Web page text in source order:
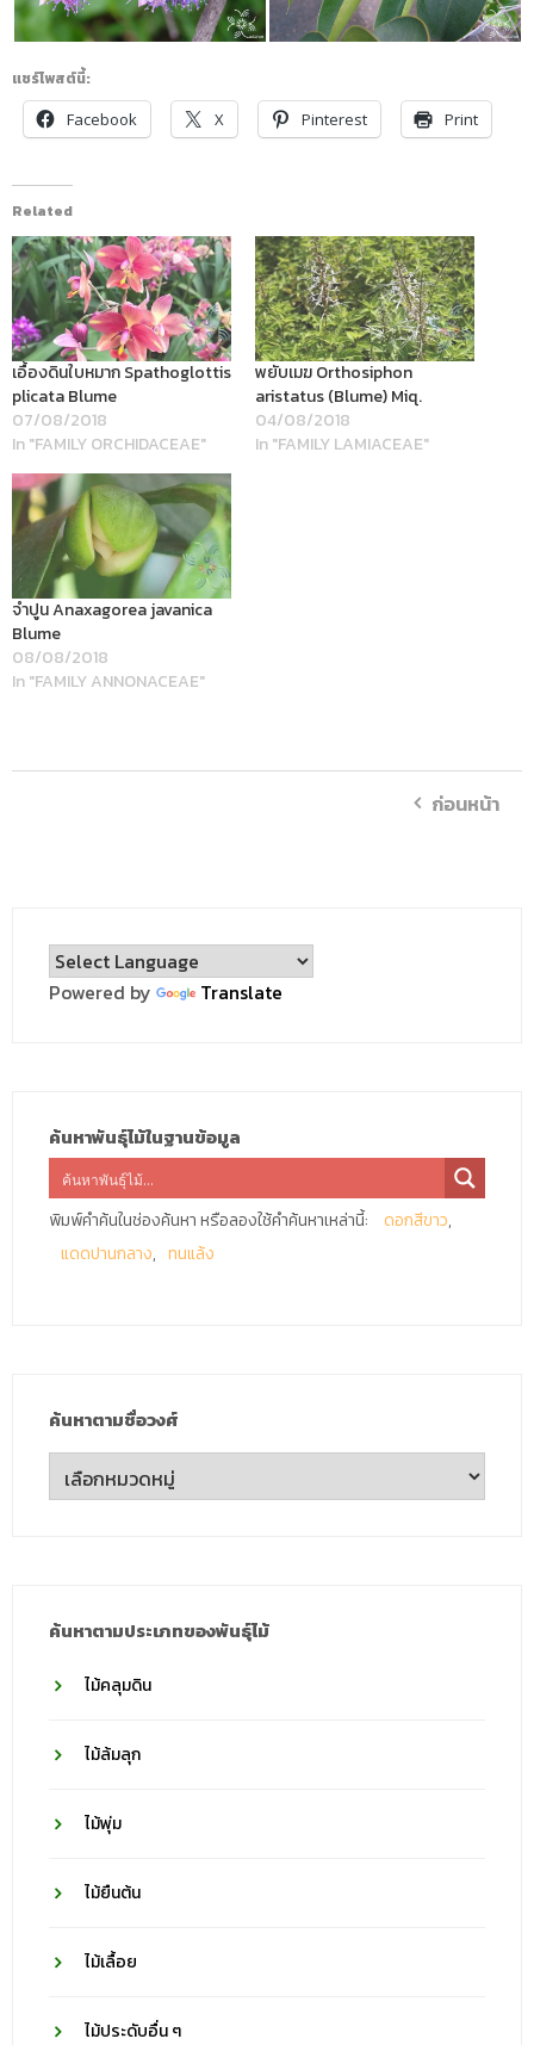
แชร์โพสต์นี้:
Facebook
X Pinterest Print
Related
เอื้องดินใบหมาก Spathoglottis
plicata Blume
07/08/2018
In "FAMILY ORCHIDACEAE"
พยับเมฆ Orthosiphon
aristatus (Blume) Miq.
04/08/2018
In "FAMILY LAMIACEAE"
จำปูน Anaxagorea javanica
Blume
08/08/2018
In "FAMILY ANNONACEAE"
ก่อนหน้า
Powered by Translate
ค้นหาพันธุ์ไม้ในฐานข้อมูล
พิมพ์คำค้นในช่องค้นหา หรือลองใช้คำค้นหาเหล่านี้:
ดอกสีขาว
แดดปานกลาง
ทนแล้ง
ค้นหาตามชื่อวงศ์
ค้นหา
ตาม
ค้นหาตามประเภทของพันธุ์ไม้
ไม้คลุมดิน
ไม้ล้มลุก
ไม้พุ่ม
ไม้ยืนต้น
ไม้เลื้อย
ไม้ประดับอื่น ๆ